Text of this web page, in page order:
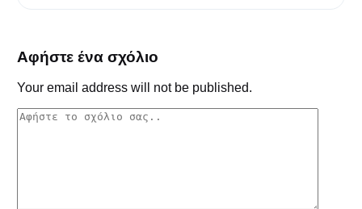
Αφήστε ένα σχόλιο
Your email address will not be published.